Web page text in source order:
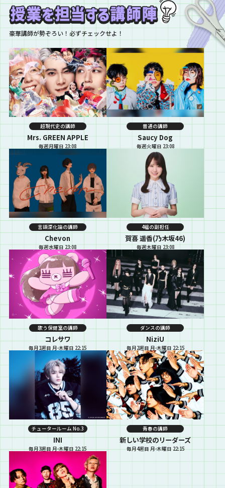
ことを祈っています。 いよいよ7月
も終わりですね！真夏の全国ツア
ーも残すところ6公演！ 来週は福
岡で遥香先生の誕…
豪華講師が勢ぞろい！必ずチェックせよ！
超現代史の講師
Mrs. GREEN APPLE
毎週月曜日 23:08
普通の講師
Saucy Dog
毎週火曜日 23:08
言語深化論の講師
Chevon
毎週水曜日 23:08
4組の副担任
賀喜 遥香(乃木坂46)
毎週木曜日 23:08
歌う保健室の講師
コレサワ
毎月1週目 月-木曜日 22:15
ダンスの講師
NiziU
毎月2週目 月-木曜日 22:15
チュータールーム No.3
INI
毎月3週目 月-木曜日 22:15
青春の講師
新しい学校のリーダーズ
毎月4週目 月-木曜日 22:15